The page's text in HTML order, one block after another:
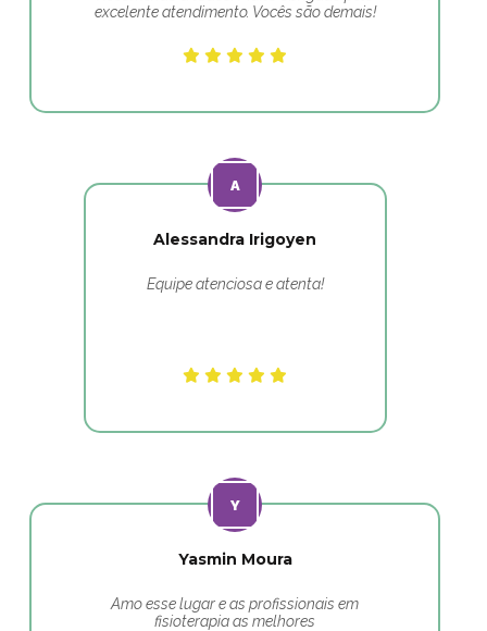
excelente atendimento. Vocês são demais!
Alessandra Irigoyen
Equipe atenciosa e atenta!
Yasmin Moura
Amo esse lugar e as profissionais em
fisioterapia as melhores